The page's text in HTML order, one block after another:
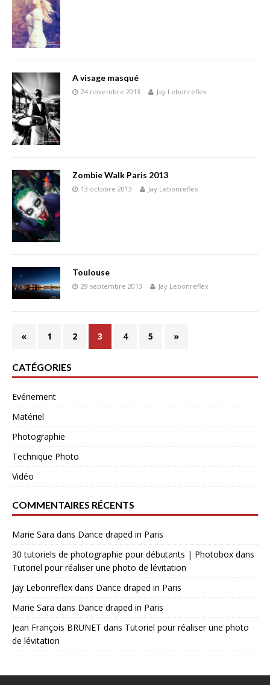
A visage masqué
24 novembre 2013 Jay Lebonreflex
Zombie Walk Paris 2013
13 octobre 2013 Jay Lebonreflex
Toulouse
29 septembre 2013 Jay Lebonreflex
« 1 2 3 4 5 »
CATÉGORIES
Evénement
Matériel
Photographie
Technique Photo
Vidéo
COMMENTAIRES RÉCENTS
Marie Sara dans Dance draped in Paris
30 tutoriels de photographie pour débutants | Photobox dans
Tutoriel pour réaliser une photo de lévitation
Jay Lebonreflex dans Dance draped in Paris
Marie Sara dans Dance draped in Paris
Jean François BRUNET dans Tutoriel pour réaliser une photo
de lévitation